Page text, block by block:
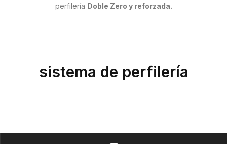
perfilería Doble Zero y reforzada.
sistema de perfilería